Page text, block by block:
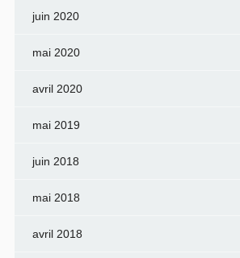
juin 2020
mai 2020
avril 2020
mai 2019
juin 2018
mai 2018
avril 2018